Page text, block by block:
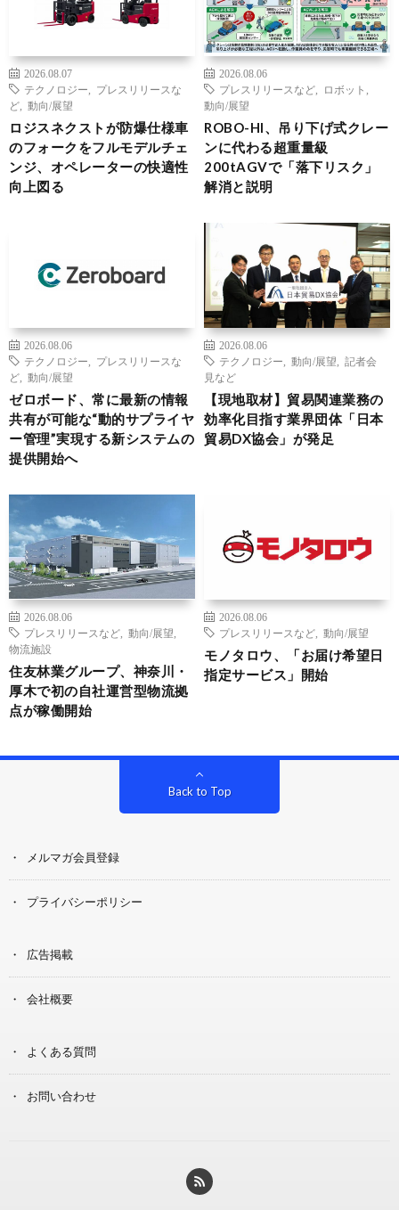
2026.08.07
テクノロジー
プレスリリースな
ど
動向/展望
ロジスネクストが防爆仕様車
のフォークをフルモデルチェ
ンジ、オペレーターの快適性
向上図る
2026.08.06
プレスリリースなど
ロボット
動向/展望
ROBO-HI、吊り下げ式クレー
ンに代わる超重量級
200tAGVで「落下リスク」
解消と説明
2026.08.06
テクノロジー
プレスリリースな
ど
動向/展望
ゼロボード、常に最新の情報
共有が可能な“動的サプライヤ
ー管理”実現する新システムの
提供開始へ
2026.08.06
テクノロジー
動向/展望
記者会
見など
【現地取材】貿易関連業務の
効率化目指す業界団体「日本
貿易DX協会」が発足
2026.08.06
プレスリリースなど
動向/展望
物流施設
住友林業グループ、神奈川・
厚木で初の自社運営型物流拠
点が稼働開始
2026.08.06
プレスリリースなど
動向/展望
モノタロウ、「お届け希望日
指定サービス」開始
Back to Top
メルマガ会員登録
プライバシーポリシー
広告掲載
会社概要
よくある質問
お問い合わせ